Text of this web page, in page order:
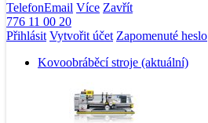
TelefonEmail Více Zavřít
776 11 00 20
Přihlásit Vytvořit účet Zapomenuté heslo
Kovoobráběcí stroje (aktuální)